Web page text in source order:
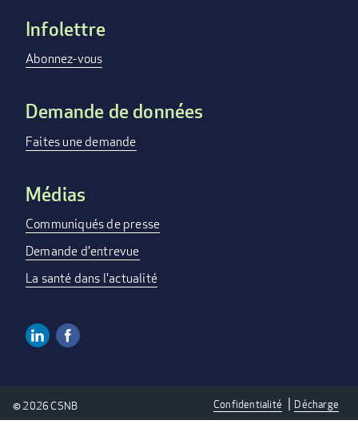
Footer
menu
Infolettre
Abonnez-vous
Demande de données
Faites une demande
Médias
Communiqués de presse
Demande d'entrevue
La santé dans l'actualité
Media
Links
Linkedin
Confidentialité Décharge
© 2026 CSNB